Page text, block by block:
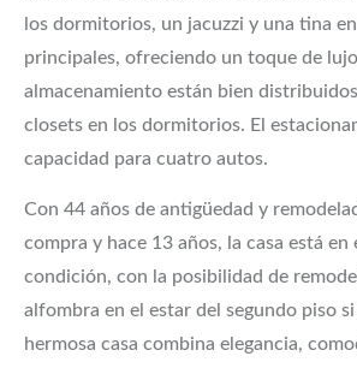
los dormitorios, un jacuzzi y una tina
principales, ofreciendo un toque de
almacenamiento están bien
closets en los dormitorios. El
capacidad para cuatro autos.
Con 44 años de antigüedad y
compra y hace 13 años, la casa está en
condición, con la posibilidad de
alfombra en el estar del segundo piso si
hermosa casa combina elegancia,